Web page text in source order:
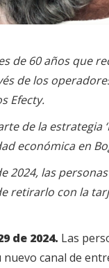
de 60 años que
de los
Efecty.
de la
económica en
2024, las
retirarlo con la
de 2024. Las
canal de